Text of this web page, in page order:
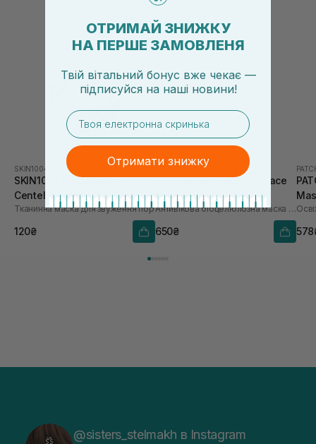
SKIN1004
SKIN1004 Madagascar
Centella Poremizing
Clarifying Mask 1 шт
Тканинна маска для звуження пор
120₴
EL’CODE Bio-Cellulose Face
Mask 1 шт
Антивікова біоцелюлозна маска для обличчя
650₴
@sisters_stelmakh в Instagram
ОТРИМАЙ ЗНИЖКУ
НА ПЕРШЕ ЗАМОВЛЕНЯ
Твій вітальний бонус вже чекає —
підписуйся на наші новини!
email
Отримати знижку